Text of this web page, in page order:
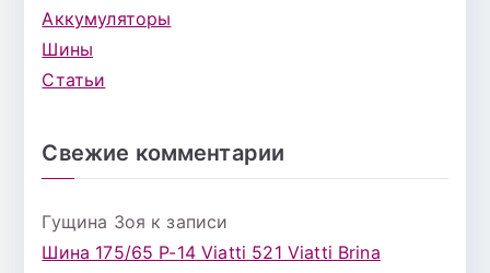
Аккумуляторы
Шины
Статьи
Свежие комментарии
Гущина Зоя к записи
Шина 175/65 Р-14 Viatti 521 Viatti Brina